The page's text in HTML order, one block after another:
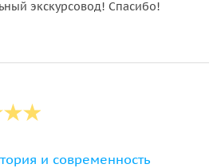
экскурсовод! Спасибо!
и современность